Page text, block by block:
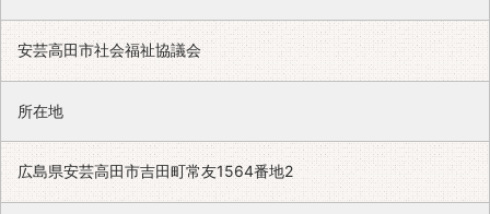
安芸高田市社会福祉協議会
所在地
広島県安芸高田市吉田町常友1564番地2